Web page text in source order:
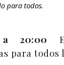
para todos.
a 20:00
para todos